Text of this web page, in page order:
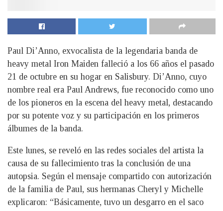
Paul Di’Anno, exvocalista de la legendaria banda de
heavy metal Iron Maiden falleció a los 66 años el pasado
21 de octubre en su hogar en Salisbury. Di’Anno, cuyo
nombre real era Paul Andrews, fue reconocido como uno
de los pioneros en la escena del heavy metal, destacando
por su potente voz y su participación en los primeros
álbumes de la banda.
Este lunes, se reveló en las redes sociales del artista la
causa de su fallecimiento tras la conclusión de una
autopsia. Según el mensaje compartido con autorización
de la familia de Paul, sus hermanas Cheryl y Michelle
explicaron: “Básicamente, tuvo un desgarro en el saco